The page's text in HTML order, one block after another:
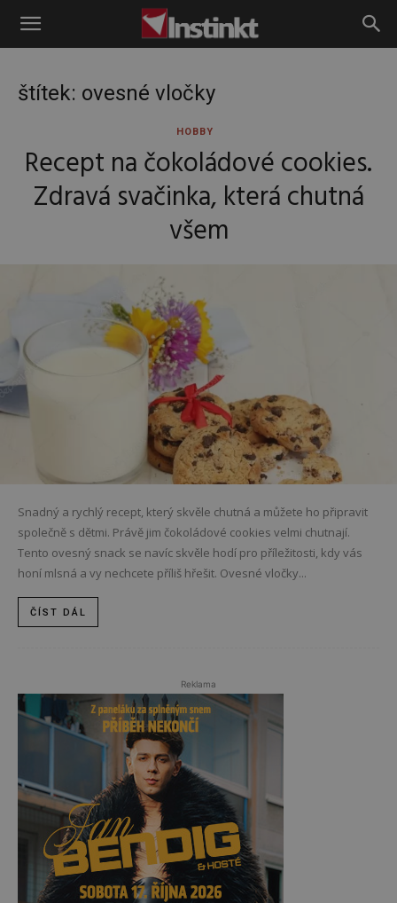
Instinkt
štítek: ovesné vločky
HOBBY
Recept na čokoládové cookies.
Zdravá svačinka, která chutná
všem
Snadný a rychlý recept, který skvěle chutná a můžete ho připravit
společně s dětmi. Právě jim čokoládové cookies velmi chutnají.
Tento ovesný snack se navíc skvěle hodí pro příležitosti, kdy vás
honí mlsná a vy nechcete příliš hřešit. Ovesné vločky...
ČÍST DÁL
Reklama